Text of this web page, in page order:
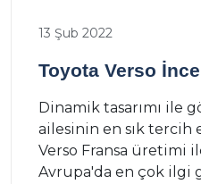
13 Şub 2022
Toyota Verso
Dinamik tasarımı ile
ailesinin en sık
Verso Fransa üretimi ile
Avrupa'da en çok ilgi